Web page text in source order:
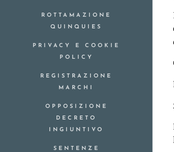
ROTTAMAZIONE
QUINQUIES
PRIVACY E COOKIE
POLICY
REGISTRAZIONE
MARCHI
OPPOSIZIONE
DECRETO
INGIUNTIVO
SENTENZE